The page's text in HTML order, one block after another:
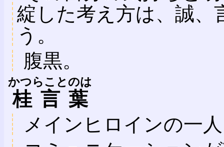
綻した考え方は、誠、
う。
腹黒。
桂言葉
かつらことのは
メインヒロインの一